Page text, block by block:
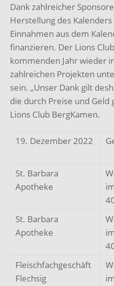
Dank zahlreicher
Herstellung des
Einnahmen aus dem
finanzieren. Der Lions
kommenden Jahr wieder
zahlreichen Projekten
sein. „Unser Dank gilt
die durch Preise und Geld
Lions Club BergKamen.
19. Dezember 2022
St. Barbara
Apotheke
St. Barbara
Apotheke
Fleischfachgeschäft
Flechsig